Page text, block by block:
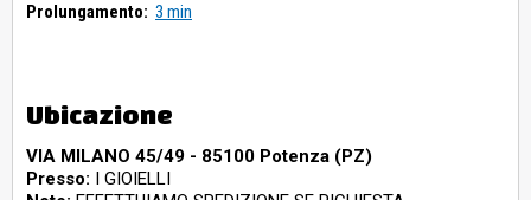
Prolungamento: 3 min
Ubicazione
VIA MILANO 45/49 - 85100 Potenza (PZ)
Presso: I GIOIELLI